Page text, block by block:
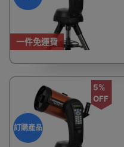
一件免運費
訂購產品
5%
OFF